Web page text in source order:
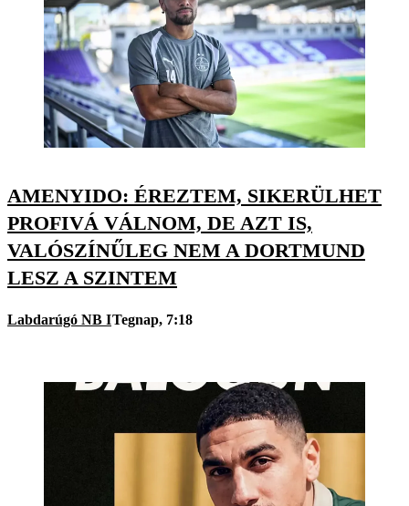
AMENYIDO: ÉREZTEM, SIKERÜLHET
PROFIVÁ VÁLNOM, DE AZT IS,
VALÓSZÍNŰLEG NEM A DORTMUND
LESZ A SZINTEM
Labdarúgó NB ITegnap, 7:18